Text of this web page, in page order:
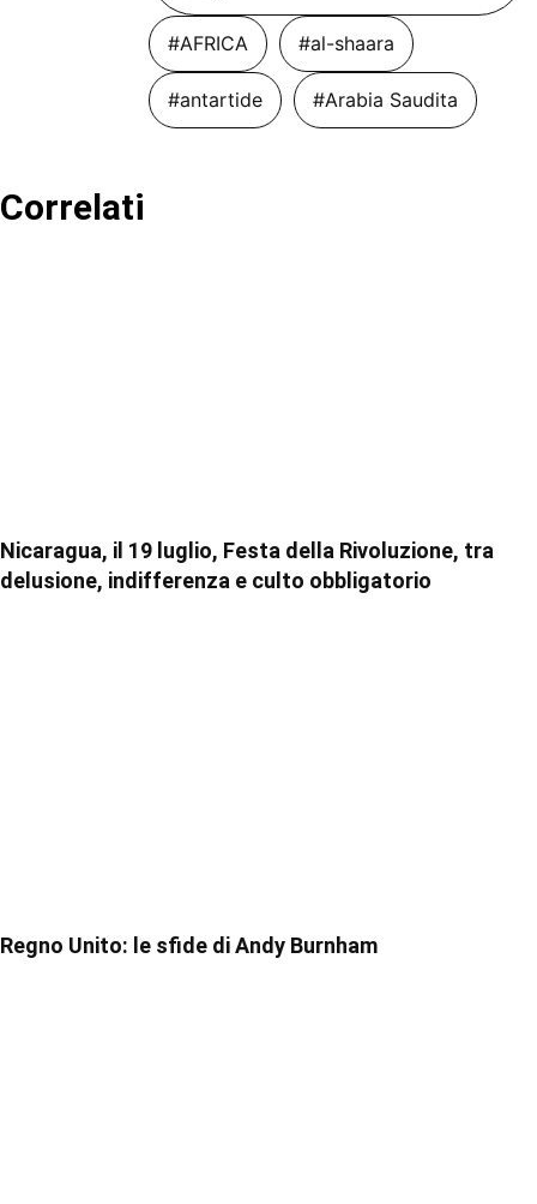
#AFRICA #al-shaara
#antartide #Arabia Saudita
Correlati
Nicaragua, il 19 luglio, Festa della Rivoluzione, tra
delusione, indifferenza e culto obbligatorio
Regno Unito: le sfide di Andy Burnham